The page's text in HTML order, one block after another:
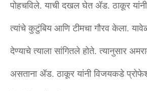
पोहचविले. याची दखल घेत ॲड. ठाकूर
त्यांचे कुटुंबिय आणि टीमचा गौरव केला.
देण्याचे त्याला सांगितले होते. त्यानुसार
असताना ॲड. ठाकूर यांनी विजयकडे